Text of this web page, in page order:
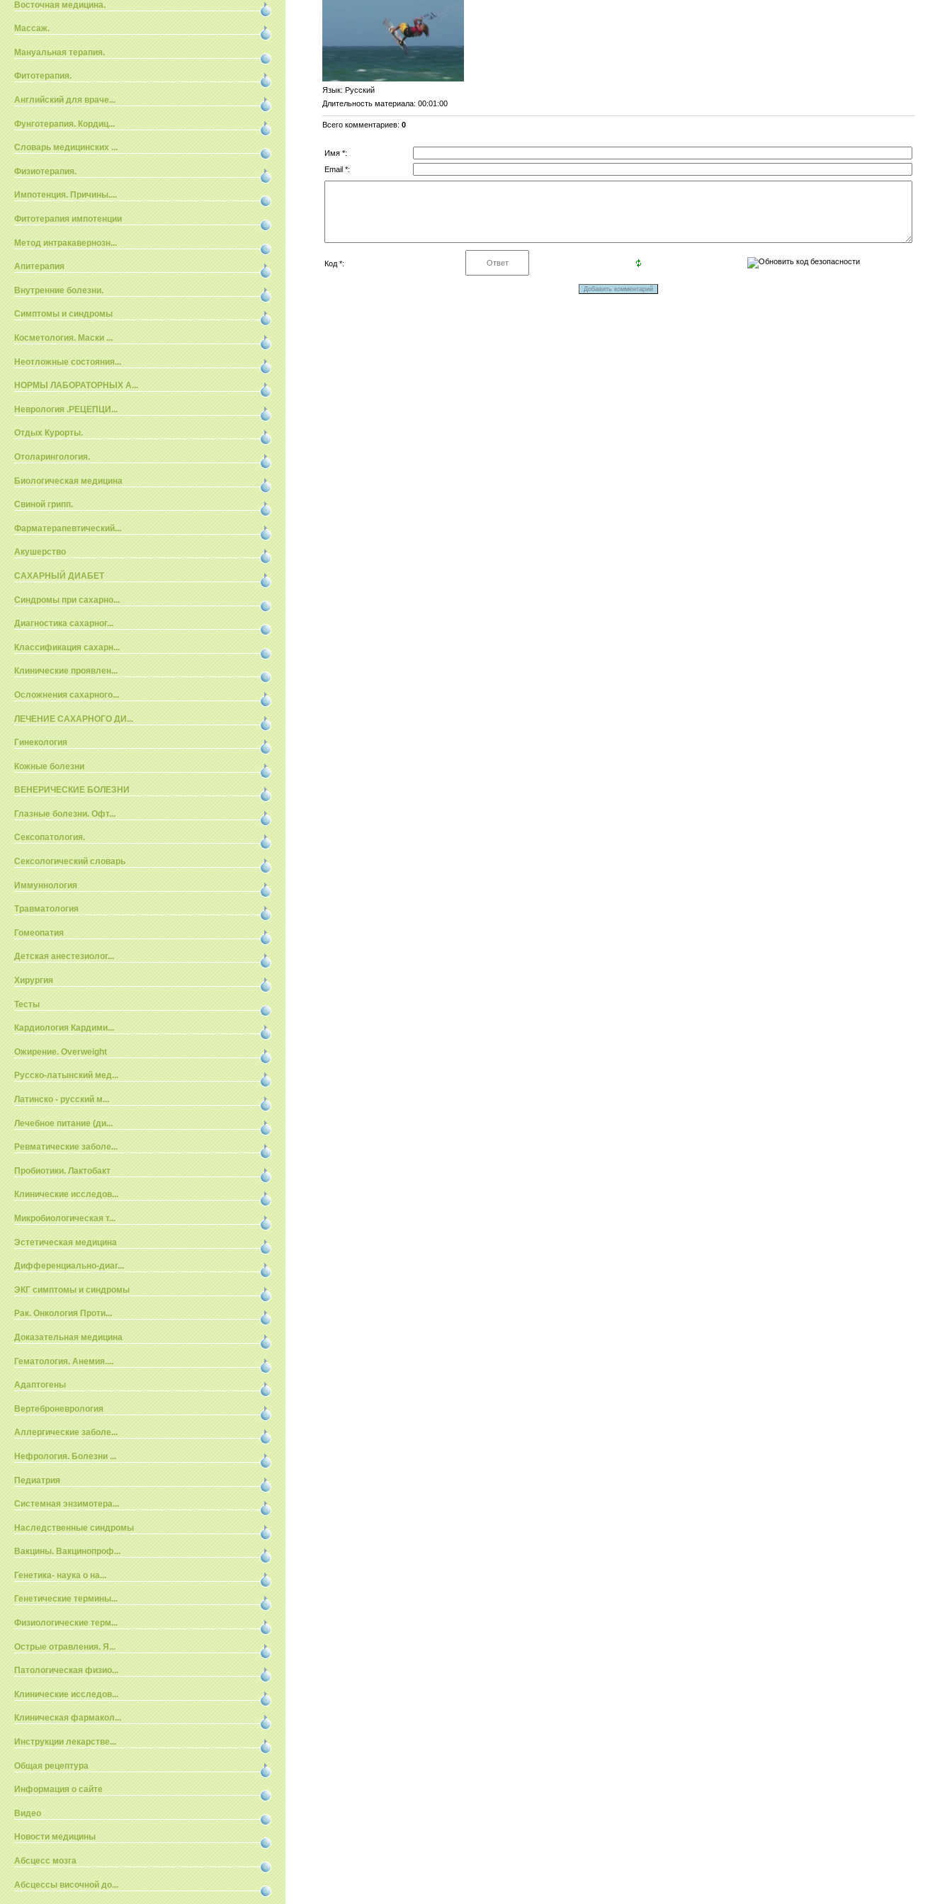
Восточная медицина.
Массаж.
Мануальная терапия.
Фитотерапия.
Английский для враче...
Фунготерапия. Кордиц...
Словарь медицинских ...
Физиотерапия.
Импотенция. Причины....
Фитотерапия импотенции
Метод интракавернозн...
Апитерапия
Внутренние болезни.
Симптомы и синдромы
Косметология. Маски ...
Неотложные состояния...
НОРМЫ ЛАБОРАТОРНЫХ А...
Неврология .РЕЦЕПЦИ...
Отдых Курорты.
Отоларингология.
Биологическая медицина
Свиной грипп.
Фарматерапевтический...
Акушерство
САХАРНЫЙ ДИАБЕТ
Синдромы при сахарно...
Диагностика сахарног...
Классификация сахарн...
Клинические проявлен...
Осложнения сахарного...
ЛЕЧЕНИЕ САХАРНОГО ДИ...
Гинекология
Кожные болезни
ВЕНЕРИЧЕСКИЕ БОЛЕЗНИ
Глазные болезни. Офт...
Сексопатология.
Сексологический словарь
Иммуннология
Травматология
Гомеопатия
Детская анестезиолог...
Хирургия
Тесты
Кардиология Кардими...
Ожирение. Overweight
Русско-латынский мед...
Латинско - русский м...
Лечебное питание (ди...
Ревматические заболе...
Пробиотики. Лактобакт
Клинические исследов...
Микробиологическая т...
Эстетическая медицина
Дифференциально-диаг...
ЭКГ симптомы и синдромы
Рак. Онкология Проти...
Доказательная медицина
Гематология. Анемия....
Адаптогены
Вертеброневрология
Аллергические заболе...
Нефрология. Болезни ...
Педиатрия
Системная энзимотера...
Наследственные синдромы
Вакцины. Вакцинопроф...
Генетика- наука о на...
Генетические термины...
Физиологические терм...
Острые отравления. Я...
Патологическая физио...
Клинические исследов...
Клиническая фармакол...
Инструкции лекарстве...
Общая рецептура
Информация о сайте
Видео
Новости медицины
Абсцесс мозга
Абсцессы височной до...
Язык: Русский
Длительность материала: 00:01:00
Всего комментариев:0
Имя *:
Email *:
Код *: